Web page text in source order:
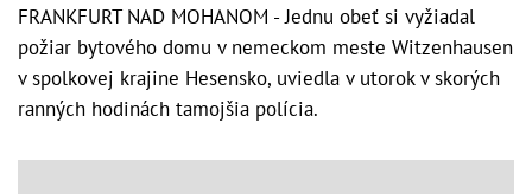
FRANKFURT NAD MOHANOM - Jednu obeť si vyžiadal
požiar bytového domu v nemeckom meste Witzenhausen
v spolkovej krajine Hesensko, uviedla v utorok v skorých
ranných hodinách tamojšia polícia.